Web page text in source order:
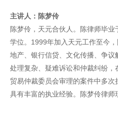
主讲人：陈梦伶
陈梦伶，天元合伙人。陈律师毕
学位。1999年加入天元工作至今
地产、银行信贷、文化传播、争
处理复杂、疑难诉讼和仲裁纠纷
贸易仲裁委员会审理的案件中多
具有丰富的执业经验。陈梦伶律师